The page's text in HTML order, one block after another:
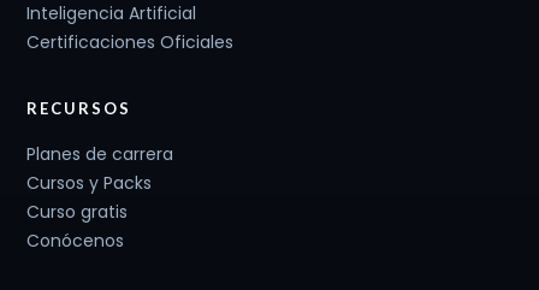
Inteligencia Artificial
Certificaciones Oficiales
RECURSOS
Planes de carrera
Cursos y Packs
Curso gratis
Conócenos